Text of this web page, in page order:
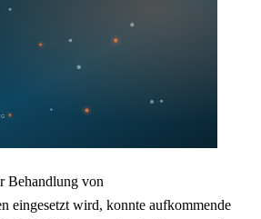
Behandlung von
eingesetzt wird, konnte aufkommende